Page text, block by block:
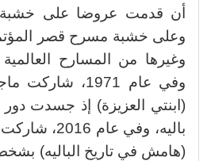
أن قدمت عروضا على
وعلى خشبة مسرح قصر
وغيرها من المسارح
وفي عام 1971،
(ابنتي العزيزة) إذ جسدت
باليه، وفي
(هامش في تاريخ الباليه)